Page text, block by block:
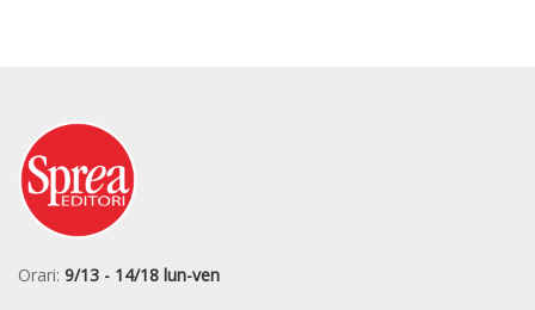
Orari: 9/13 - 14/18 lun-ven